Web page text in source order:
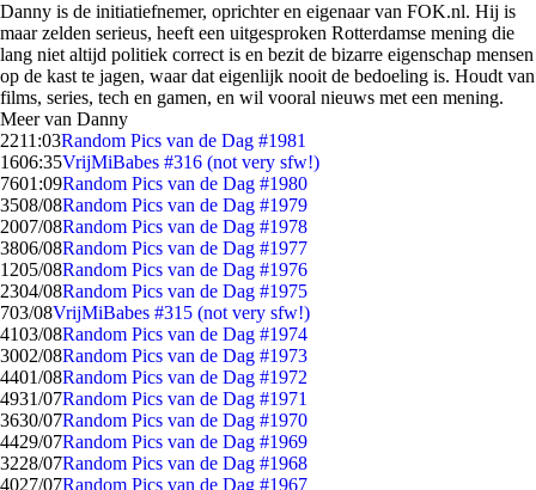
Danny is de initiatiefnemer, oprichter en eigenaar van FOK.nl. Hij is
maar zelden serieus, heeft een uitgesproken Rotterdamse mening die
lang niet altijd politiek correct is en bezit de bizarre eigenschap mensen
op de kast te jagen, waar dat eigenlijk nooit de bedoeling is. Houdt van
films, series, tech en gamen, en wil vooral nieuws met een mening.
Meer van Danny
2211:03Random Pics van de Dag #1981
1606:35VrijMiBabes #316 (not very sfw!)
7601:09Random Pics van de Dag #1980
3508/08Random Pics van de Dag #1979
2007/08Random Pics van de Dag #1978
3806/08Random Pics van de Dag #1977
1205/08Random Pics van de Dag #1976
2304/08Random Pics van de Dag #1975
703/08VrijMiBabes #315 (not very sfw!)
4103/08Random Pics van de Dag #1974
3002/08Random Pics van de Dag #1973
4401/08Random Pics van de Dag #1972
4931/07Random Pics van de Dag #1971
3630/07Random Pics van de Dag #1970
4429/07Random Pics van de Dag #1969
3228/07Random Pics van de Dag #1968
4027/07Random Pics van de Dag #1967